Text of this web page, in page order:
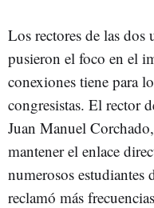
Los rectores de las dos
pusieron el foco en el
conexiones tiene para
congresistas. El rector
Juan Manuel
mantener el enlace
numerosos estudiantes
reclamó más